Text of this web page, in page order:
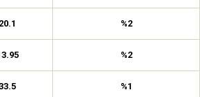
20.1 %2
%2
%1